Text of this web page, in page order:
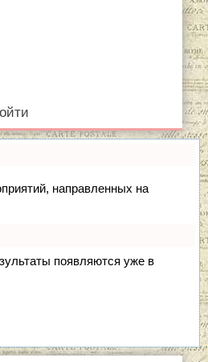
направленных на
появляются уже в